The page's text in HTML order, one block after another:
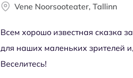
Vene Noorsooteater, Tallinn
Всем хорошо известная сказка
для наших маленьких зрителей
Веселитесь!